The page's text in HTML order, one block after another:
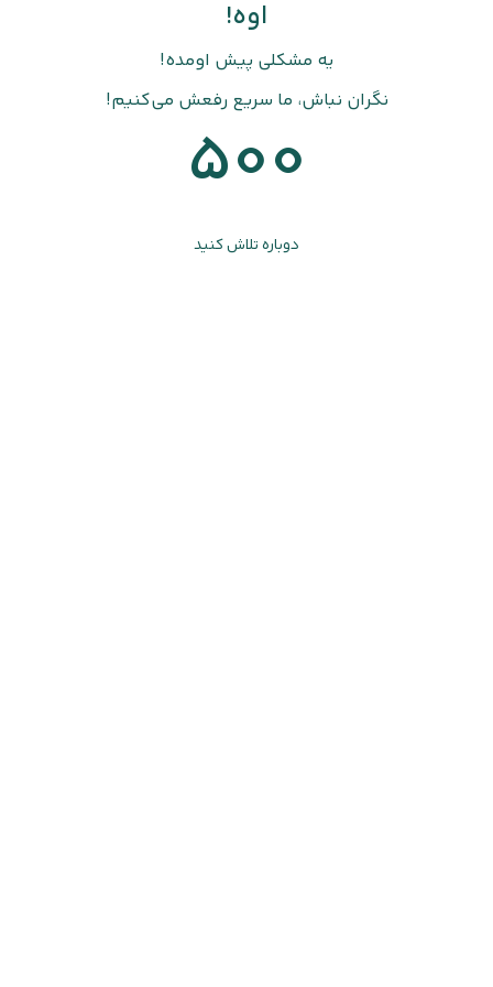
اوه!
یه مشکلی پیش اومده!
نگران نباش، ما سریع رفعش می‌کنیم!
500
دوباره تلاش کنید